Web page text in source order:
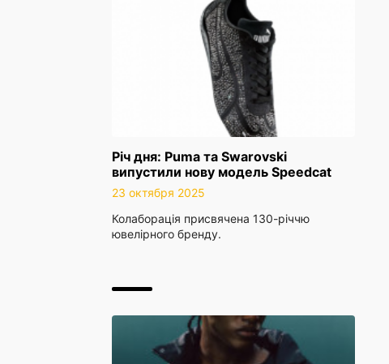
Річ дня: Puma та Swarovski
випустили нову модель Speedcat
23 октября 2025
Колаборація присвячена 130-річчю
ювелірного бренду.